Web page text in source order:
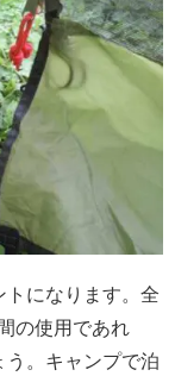
になります。全
の使用であれ
。キャンプで泊